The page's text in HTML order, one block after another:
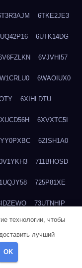
6TKE2JE3
6UTK14DG
6VJVHI57
6WAOIUX0
6XIHLDTU
6XVXTC5I
6ZISH1A0
711BHOSD
725P81XE
73UTNHIP
74DVDXRM
технологии, чтобы
лучший
OK